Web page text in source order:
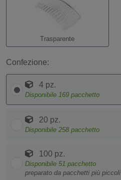
Trasparente
Confezione:
4 pz.
Disponibile 169 pacchetto
20 pz.
Disponibile 258 pacchetto
100 pz.
Disponibile 51 pacchetto
preparato da pacchetti più piccoli